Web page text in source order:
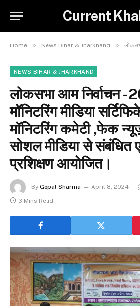
Current
Home » News Bihar & Jharkhand » लोकसभा आम निर्वाचन -
NEWS BIHAR & JHARKHAND
लोकसभा आम निर्वाचन -
मॉनिटरिंग मीडिया
मॉनिटरिंग कमेटी ,फेक
सोशल मीडिया से संबंधित
प्रशिक्षण आयोजित।
By Gopal Sharma April 8, 2024
3 Mins Read